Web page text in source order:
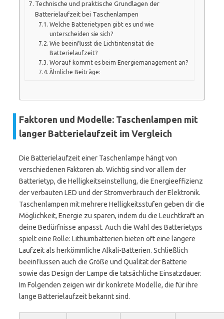
Technische und praktische Grundlagen der
Batterielaufzeit bei Taschenlampen
Welche Batterietypen gibt es und wie
unterscheiden sie sich?
Wie beeinflusst die Lichtintensität die
Batterielaufzeit?
Worauf kommt es beim Energiemanagement an?
Ähnliche Beiträge:
Faktoren und Modelle: Taschenlampen mit
langer Batterielaufzeit im Vergleich
Die Batterielaufzeit einer Taschenlampe hängt von
verschiedenen Faktoren ab. Wichtig sind vor allem der
Batterietyp, die Helligkeitseinstellung, die Energieeffizienz
der verbauten LED und der Stromverbrauch der Elektronik.
Taschenlampen mit mehrere Helligkeitsstufen geben dir die
Möglichkeit, Energie zu sparen, indem du die Leuchtkraft an
deine Bedürfnisse anpasst. Auch die Wahl des Batterietyps
spielt eine Rolle: Lithiumbatterien bieten oft eine längere
Laufzeit als herkömmliche Alkali-Batterien. Schließlich
beeinflussen auch die Größe und Qualität der Batterie
sowie das Design der Lampe die tatsächliche Einsatzdauer.
Im Folgenden zeigen wir dir konkrete Modelle, die für ihre
lange Batterielaufzeit bekannt sind.